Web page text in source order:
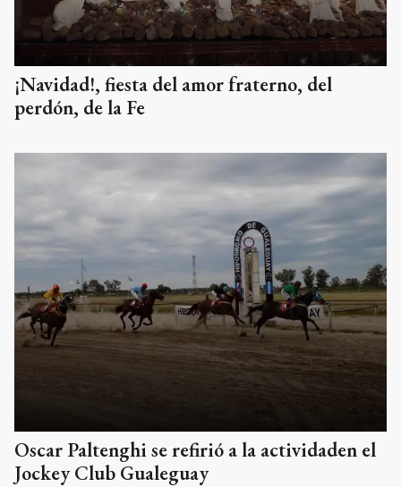
¡Navidad!, fiesta del amor fraterno, del
perdón, de la Fe
Oscar Paltenghi se refirió a la actividaden el
Jockey Club Gualeguay